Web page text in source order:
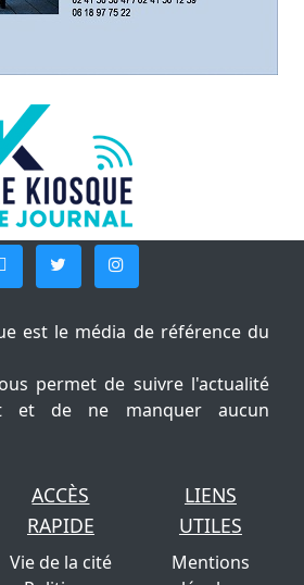
est le média de référence du
permet de suivre l'actualité
et de ne manquer aucun
ACCÈS
RAPIDE
Vie de la cité
LIENS
UTILES
Mentions